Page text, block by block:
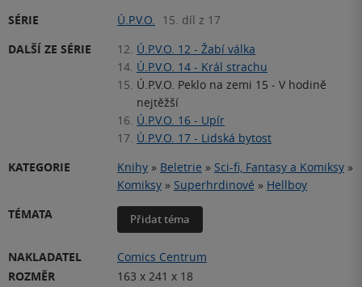
SÉRIE
Ú.P.V.O. 15. díl z 17
DALŠÍ ZE SÉRIE
12. Ú.P.V.O. 12 - Žabí válka
14. Ú.P.V.O. 14 - Král strachu
15. Ú.P.V.O. Peklo na zemi 15 - V hodině
nejtěžší
16. Ú.P.V.O. 16 - Upír
17. Ú.P.V.O. 17 - Lidská bytost
KATEGORIE
Knihy » Beletrie » Sci-fi, Fantasy a Komiksy »
Komiksy » Superhrdinové » Hellboy
TÉMATA
Přidat téma
NAKLADATEL
Comics Centrum
ROZMĚR
163 x 241 x 18